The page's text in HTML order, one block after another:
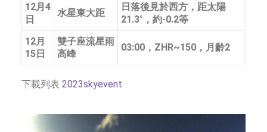
12月4
日
水星東大距
日落後見於西方，距太陽
21.3°，約-0.2等
12月
15日
雙子座流星雨
高峰
03:00，ZHR~150，月齡2
下載列表 2023skyevent